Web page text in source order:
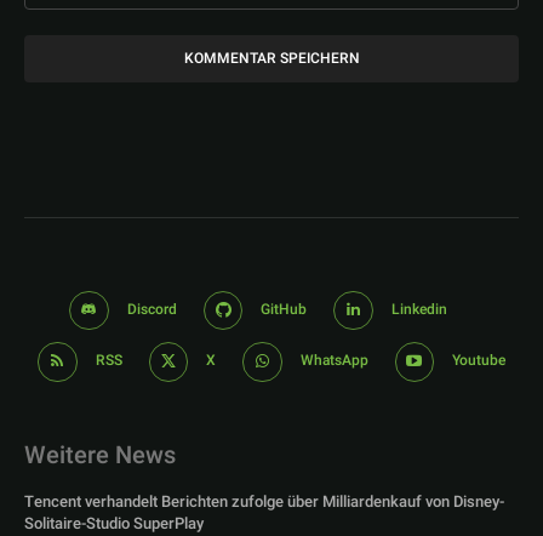
Discord GitHub Linkedin
RSS X WhatsApp Youtube
Weitere News
Tencent verhandelt Berichten zufolge über Milliardenkauf von Disney-
Solitaire-Studio SuperPlay